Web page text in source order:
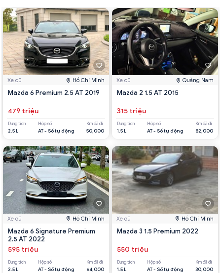
Xe cũ Hồ Chí Minh
Mazda 6 Premium 2.5 AT 2019
479 triệu
Dung tích
2.5 L
Hộp số
AT - Số tự động
Km đã đi
50,000
Xe cũ Hồ Chí Minh
Mazda 6 Signature Premium
2.5 AT 2022
595 triệu
Dung tích
2.5 L
Hộp số
AT - Số tự động
Km đã đi
64,000
Xe cũ Quảng Nam
Mazda 2 1.5 AT 2015
315 triệu
Dung tích
1.5 L
Hộp số
AT - Số tự động
Km đã đi
82,000
Xe cũ Hồ Chí Minh
Mazda 3 1.5 Premium 2022
550 triệu
Dung tích
1.5 L
Hộp số
AT - Số tự động
Km đã đi
30,000